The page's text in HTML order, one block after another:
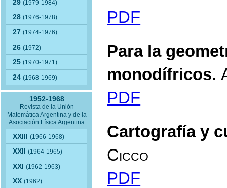
29(1979-1984)
28(1976-1978)
27(1974-1976)
26(1972)
25(1970-1971)
24(1968-1969)
1952-1968
Revista de la Unión
Matemática Argentina y de la
Asociación Física Argentina
XXIII(1966-1968)
XXII(1964-1965)
XXI(1962-1963)
XX(1962)
PDF
Para la
monodífricos.
PDF
Cartografía y
Cicco
PDF